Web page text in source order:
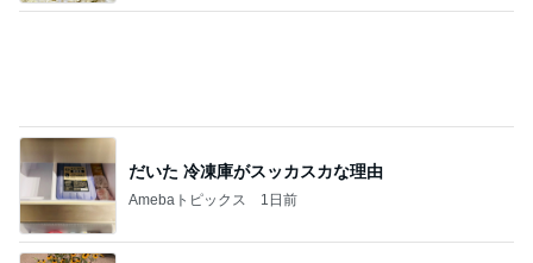
假屋崎省吾 鎌倉の庭で咲く花たち
Amebaトピックス 1日前